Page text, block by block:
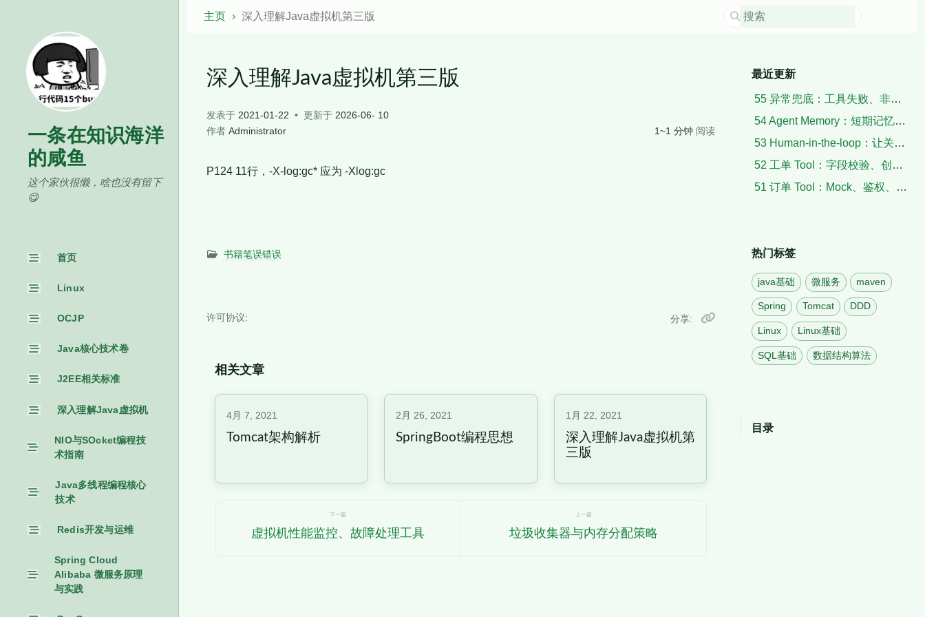
一条在知识海洋
的咸鱼
这个家伙很懒，啥也没有留下
😋
首页
Linux
OCJP
Java核心技术卷
J2EE相关标准
深入理解Java虚拟机
NIO与SOcket编程技
术指南
Java多线程编程核心
技术
Redis开发与运维
Spring Cloud
Alibaba 微服务原理
与实践
主页 深入理解Java虚拟机第三版
深入理解Java虚拟机第三版
发表于 2021-01-22 更新于 2026-06- 10
作者 Administrator 1~1 分钟 阅读
P124 11行，-X-log:gc* 应为 -Xlog:gc
书籍笔误错误
许可协议: 分享
相关文章
4月 7, 2021
Tomcat架构解析
2月 26, 2021
SpringBoot编程思想
1月 22, 2021
深入理解Java虚拟机第
三版
下一篇
虚拟机性能监控、故障处理工具
上一篇
垃圾收集器与内存分配策略
最近更新
55 异常兜底：工具失败、非法输出、空检索与超时
54 Agent Memory：短期记忆、用户上下文与摘要
53 Human-in-the-loop：让关键动作暂停、确认与恢复
52 工单 Tool：字段校验、创建结果与失败补偿
51 订单 Tool：Mock、鉴权、状态解析与脱敏
热门标签
java基础 微服务 maven
Spring Tomcat DDD
Linux Linux基础
SQL基础 数据结构算法
目录